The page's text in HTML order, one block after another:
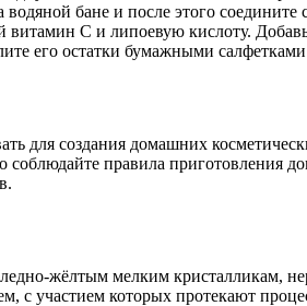
бане и после этого
С и липоевую кислоту.
его остатки бумажными
для создания домашних
правила приготовления
жёлтым мелким кристалликам,
с участием которых протекают